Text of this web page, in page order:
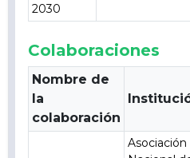
2030
Colaboraciones
Nombre de
la
colaboración
Asociación